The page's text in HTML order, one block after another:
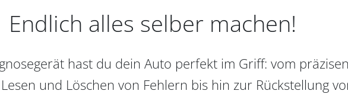
Endlich alles selber machen!
hast du dein Auto perfekt im Griff: vom
und Löschen von Fehlern bis hin zur Rückstellung